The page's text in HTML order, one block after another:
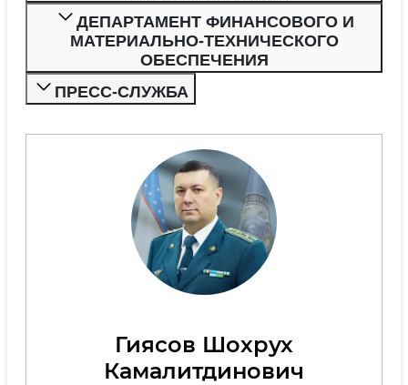
ДЕПАРТАМЕНТ ФИНАНСОВОГО И
МАТЕРИАЛЬНО-ТЕХНИЧЕСКОГО
ОБЕСПЕЧЕНИЯ
ПРЕСС-СЛУЖБА
Гиясов Шохрух
Камалитдинович